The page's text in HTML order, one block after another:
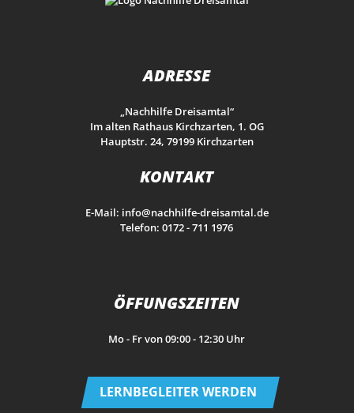
ADRESSE
„Nachhilfe Dreisamtal“
Im alten Rathaus Kirchzarten, 1. OG
Hauptstr. 24, 79199 Kirchzarten
KONTAKT
E-Mail: info@nachhilfe-dreisamtal.de
Telefon:0172 - 711 1976
ÖFFUNGSZEITEN
Mo - Fr von 09:00 - 12:30 Uhr
LERNBEGLEITER WERDEN